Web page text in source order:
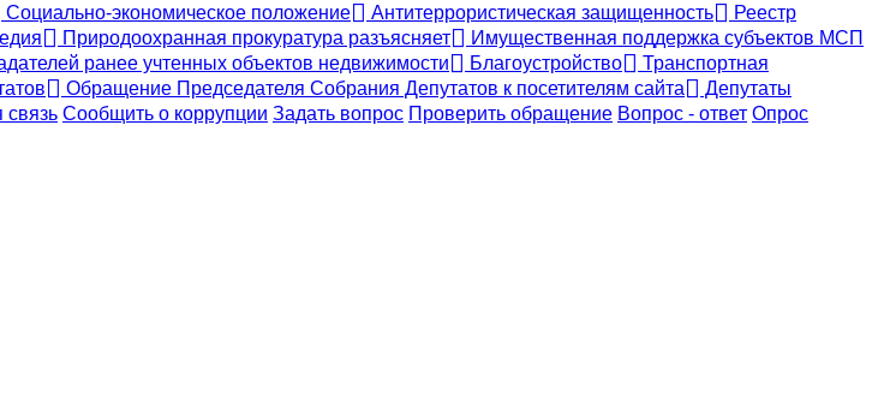
Социально-экономическое положение Антитеррористическая защищенность
Реестр
Природоохранная прокуратура разъясняет
Имущественная поддержка субъектов МСП
ранее учтенных объектов недвижимости Благоустройство
Транспортная
Обращение Председателя Собрания Депутатов к посетителям сайта
Депутаты
связь Сообщить о коррупции Задать вопрос Проверить обращение Вопрос - ответ Опрос